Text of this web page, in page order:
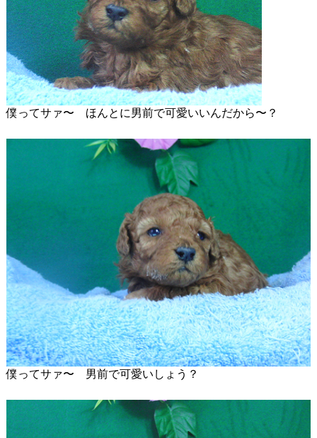
僕ってサァ〜 ほんとに男前で可愛いいんだから〜？
僕ってサァ〜 男前で可愛いしょう？